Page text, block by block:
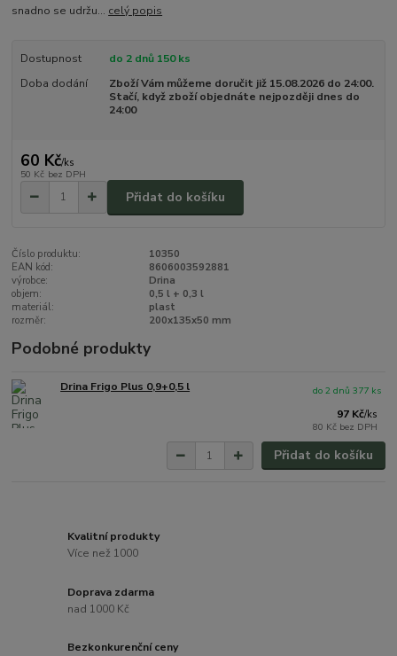
snadno se udržu... celý popis
Dostupnost
do 2 dnů 150 ks
Doba dodání
Zboží Vám můžeme doručit již 15.08.2026 do 24:00.
Stačí, když zboží objednáte nejpozději dnes do
24:00
60 Kč/ks
50 Kč bez DPH
Přidat do košíku
Číslo produktu:
10350
EAN kód:
8606003592881
výrobce:
Drina
objem:
0,5 l + 0,3 l
materiál:
plast
rozměr:
200x135x50 mm
Podobné produkty
Drina Frigo Plus 0,9+0,5 l
97 Kč/ks
80 Kč bez DPH
do 2 dnů 377 ks
Přidat do košíku
Kvalitní produkty
Více než 1000
Doprava zdarma
nad 1000 Kč
Bezkonkurenční ceny